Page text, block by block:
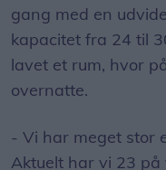
gang med en
kapacitet fra 24 til
lavet et rum, hvor
overnatte.
- Vi har meget stor
Aktuelt har vi 23 på